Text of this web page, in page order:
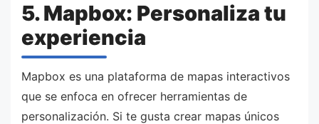
5. Mapbox: Personaliza tu
experiencia
Mapbox es una plataforma de mapas interactivos
que se enfoca en ofrecer herramientas de
personalización. Si te gusta crear mapas únicos